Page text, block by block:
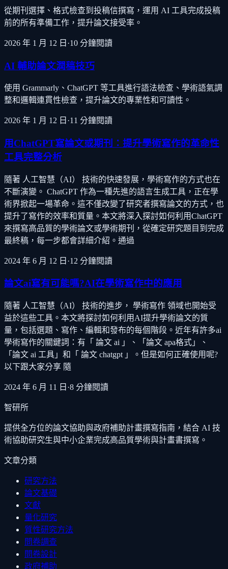
從期刊選擇、格式檢查到投稿信撰寫，運用 AI 工具完成投稿
前的所有準備工作，提升論文接受率。
2026 年 1 月 12 日 ·10 分鐘閱讀
AI 輔助論文潤稿技巧
使用 Grammarly、ChatGPT 等工具進行語法檢查、學術語氣調
整和邏輯連貫性檢查，提升論文的專業性和可讀性。
2026 年 1 月 12 日 ·11 分鐘閱讀
用ChatGPT寫論文或期刊：提升學術寫作的革命性
工具完整分析
隨著 人工智慧（AI） 技術的快速發展，學術寫作的方式也在
不斷演變。 ChatGPT 作為一種先進的語言生成工具，正在學
術界掀起一場革命。這不僅改變了研究者撰寫論文的方式，也
提升了寫作的效率和質量。本文將深入探討如何利用ChatGPT
來撰寫高品質的學術論文或學術期刊，從確定研究題目到完成
最終稿，每一步都會詳細介紹。通過
2024 年 6 月 12 日 ·12 分鐘閱讀
論文ai寫有可能嗎?AI在學術寫作中的應用
隨著 人工智慧（AI） 技術的進步， 學術寫作 領域也開始受
益於這些工具。本文將探討如何利用AI提升學術論文的質
量，包括選題、寫作、編輯和發布的每個階段。近年有許多ai
學術寫作的關鍵詞：有「 論文 ai 」、「論文 apa格式」、
「論文 ai 工具」和「 論文 chatgpt 」。但是如何正確使用呢?
以下跟大家分享 隨
2024 年 6 月 11 日 ·8 分鐘閱讀
智研所
提供全方位的論文協助與政府補助計畫撰寫指南，結合 AI 技
術協助研究生與中小企業完成高品質學術與計畫書撰寫。
文章分類
研究方法
論文基礎
文獻
量化研究
質性研究方法
問卷調查
問卷設計
政府補助